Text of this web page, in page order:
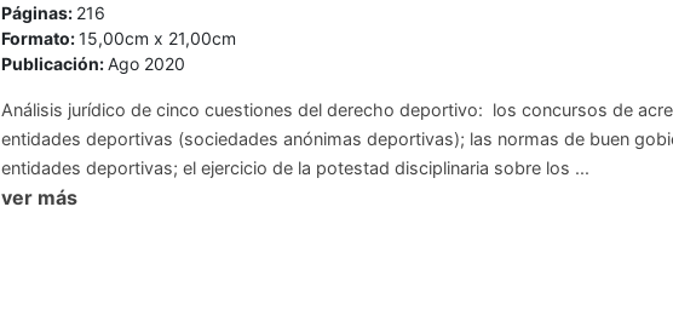
Páginas: 216
Formato:15,00cm x 21,00cm
Publicación:Ago 2020
Análisis jurídico de cinco cuestiones del derecho deportivo: los concursos de
entidades deportivas (sociedades anónimas deportivas); las normas de buen
entidades deportivas; el ejercicio de la potestad disciplinaria sobre los ...
ver más